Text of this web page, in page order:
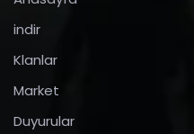
indir
Klanlar
Market
Duyurular